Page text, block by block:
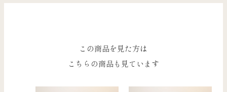
この商品を見た方は
こちらの商品も見ています